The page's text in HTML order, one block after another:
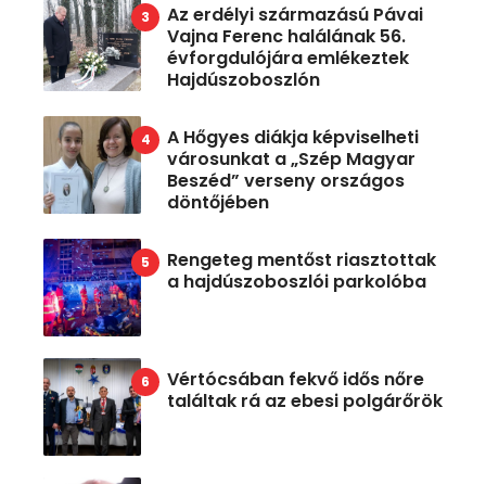
Az erdélyi származású Pávai
Vajna Ferenc halálának 56.
évforgdulójára emlékeztek
Hajdúszoboszlón
A Hőgyes diákja képviselheti
városunkat a „Szép Magyar
Beszéd” verseny országos
döntőjében
Rengeteg mentőst riasztottak
a hajdúszoboszlói parkolóba
Vértócsában fekvő idős nőre
találtak rá az ebesi polgárőrök